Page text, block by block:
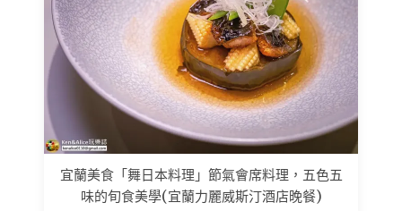
宜蘭美食「舞日本料理」節氣會席料理，五色五
味的旬食美學(宜蘭力麗威斯汀酒店晚餐)